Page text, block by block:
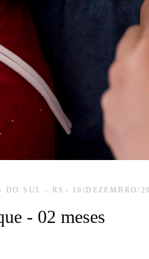
DO SUL - RS 10/DEZEMBRO/
- 02 meses